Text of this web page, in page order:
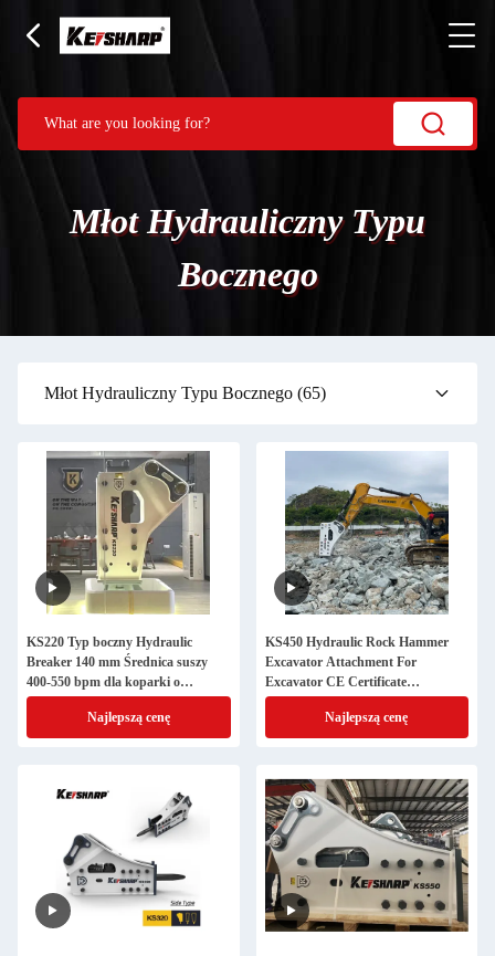
Młot Hydrauliczny Typu
Bocznego
Młot Hydrauliczny Typu Bocznego (65)
KS220 Typ boczny Hydraulic
Breaker 140 mm Średnica suszy
400-550 bpm dla koparki o
pojemności 20-27 ton
Najlepszą cenę
KS450 Hydraulic Rock Hammer
Excavator Attachment For
Excavator CE Certificate
(Hydraulic Rock Hammer
Excavator Attachment for
Excavator CE Certificate) Wyroby
Najlepszą cenę